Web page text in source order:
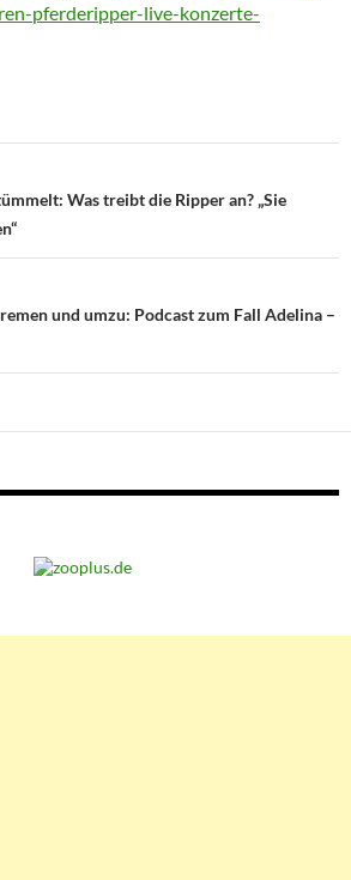
pferderipper-live-konzerte-
Was treibt die Ripper an? „Sie
und umzu: Podcast zum Fall Adelina –